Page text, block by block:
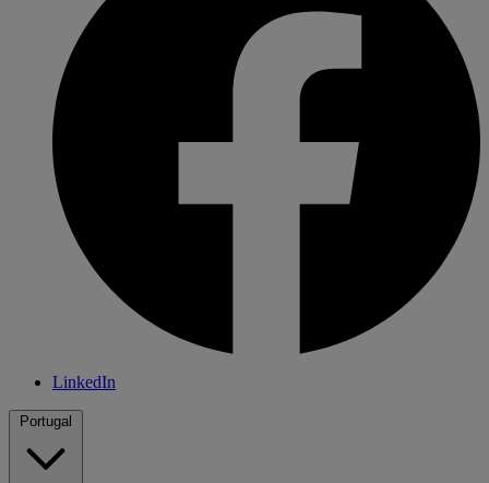
LinkedIn
Portugal